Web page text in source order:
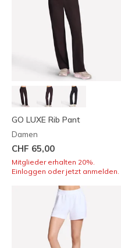
GO LUXE Rib Pant
Damen
CHF 65,00
Mitglieder erhalten 20%.
Einloggen oder jetzt anmelden.